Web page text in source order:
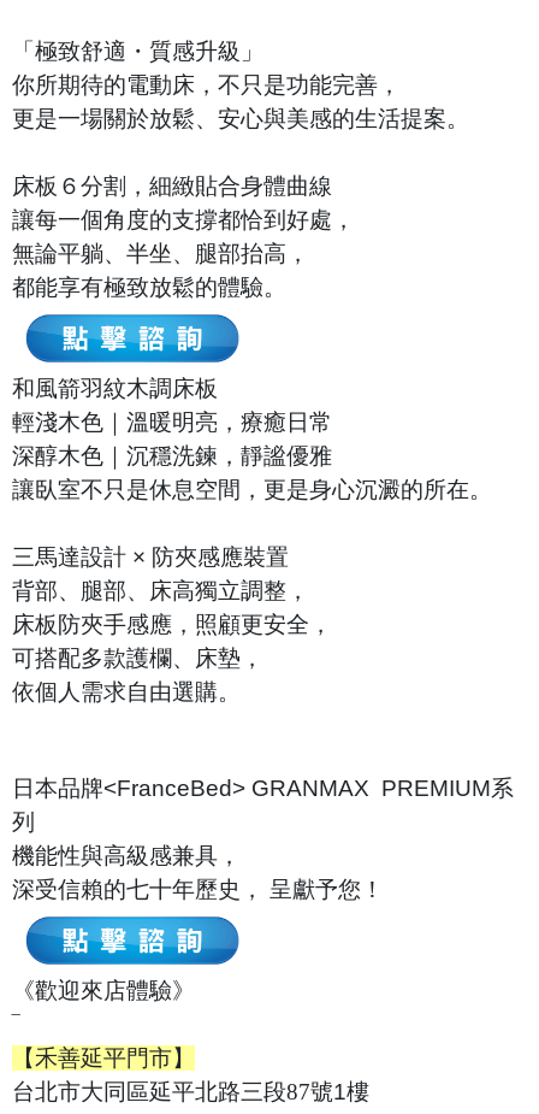
「極致舒適・質感升級」
你所期待的電動床，不只是功能完善，
更是一場關於放鬆、安心與美感的生活提案。
床板６分割，細緻貼合身體曲線
讓每一個角度的支撐都恰到好處，
無論平躺、半坐、腿部抬高，
都能享有極致放鬆的體驗。
和風箭羽紋木調床板
輕淺木色｜溫暖明亮，療癒日常
深醇木色｜沉穩洗鍊，靜謐優雅
讓臥室不只是休息空間，更是身心沉澱的所在。
三馬達設計 × 防夾感應裝置
背部、腿部、床高獨立調整，
床板防夾手感應，照顧更安全，
可搭配多款護欄、床墊，
依個人需求自由選購。
日本品牌<FranceBed> GRANMAX PREMIUM系
列
機能性與高級感兼具，
深受信賴的七十年歷史， 呈獻予您！
《歡迎來店體驗》
【禾善延平門市】
台北市大同區延平北路三段87號1樓